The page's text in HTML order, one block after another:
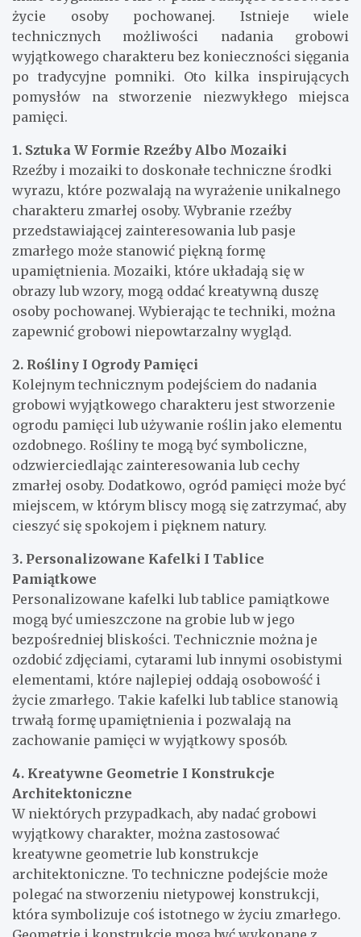
życie osoby pochowanej. Istnieje wiele
technicznych możliwości nadania grobowi
wyjątkowego charakteru bez konieczności sięgania
po tradycyjne pomniki. Oto kilka inspirujących
pomysłów na stworzenie niezwykłego miejsca
pamięci.
1. Sztuka W Formie Rzeźby Albo Mozaiki
Rzeźby i mozaiki to doskonałe techniczne środki
wyrazu, które pozwalają na wyrażenie unikalnego
charakteru zmarłej osoby. Wybranie rzeźby
przedstawiającej zainteresowania lub pasje
zmarłego może stanowić piękną formę
upamiętnienia. Mozaiki, które układają się w
obrazy lub wzory, mogą oddać kreatywną duszę
osoby pochowanej. Wybierając te techniki, można
zapewnić grobowi niepowtarzalny wygląd.
2. Rośliny I Ogrody Pamięci
Kolejnym technicznym podejściem do nadania
grobowi wyjątkowego charakteru jest stworzenie
ogrodu pamięci lub używanie roślin jako elementu
ozdobnego. Rośliny te mogą być symboliczne,
odzwierciedlając zainteresowania lub cechy
zmarłej osoby. Dodatkowo, ogród pamięci może być
miejscem, w którym bliscy mogą się zatrzymać, aby
cieszyć się spokojem i pięknem natury.
3. Personalizowane Kafelki I Tablice
Pamiątkowe
Personalizowane kafelki lub tablice pamiątkowe
mogą być umieszczone na grobie lub w jego
bezpośredniej bliskości. Technicznie można je
ozdobić zdjęciami, cytarami lub innymi osobistymi
elementami, które najlepiej oddają osobowość i
życie zmarłego. Takie kafelki lub tablice stanowią
trwałą formę upamiętnienia i pozwalają na
zachowanie pamięci w wyjątkowy sposób.
4. Kreatywne Geometrie I Konstrukcje
Architektoniczne
W niektórych przypadkach, aby nadać grobowi
wyjątkowy charakter, można zastosować
kreatywne geometrie lub konstrukcje
architektoniczne. To techniczne podejście może
polegać na stworzeniu nietypowej konstrukcji,
która symbolizuje coś istotnego w życiu zmarłego.